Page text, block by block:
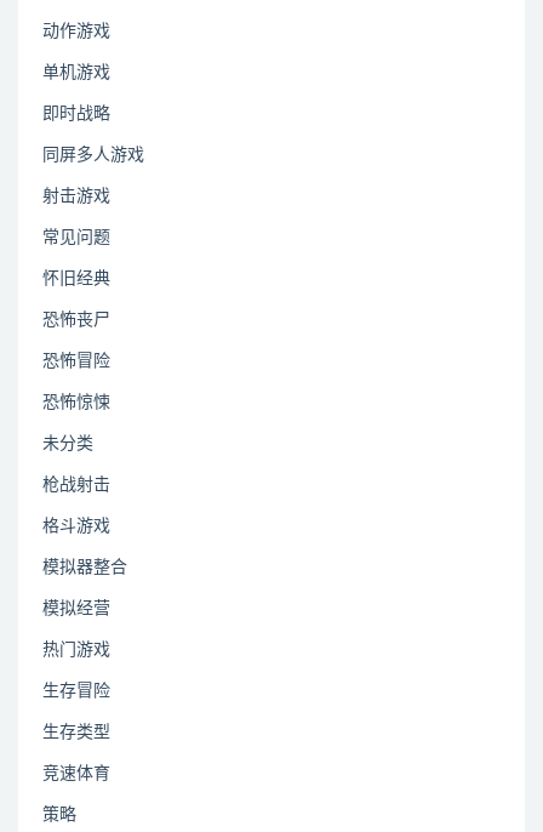
动作游戏
单机游戏
即时战略
同屏多人游戏
射击游戏
常见问题
怀旧经典
恐怖丧尸
恐怖冒险
恐怖惊悚
未分类
枪战射击
格斗游戏
模拟器整合
模拟经营
热门游戏
生存冒险
生存类型
竞速体育
策略